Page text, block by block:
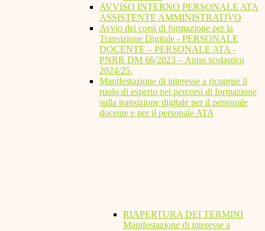
AVVISO INTERNO PERSONALE ATA
ASSISTENTE AMMINISTRATIVO
Avvio dei corsi di formazione per la
Transizione Digitale - PERSONALE
DOCENTE – PERSONALE ATA -
PNRR DM 66/2023 – Anno scolastico
2024/25.
Manifestazione di interesse a ricoprire il
ruolo di esperto nei percorsi di formazione
sulla transizione digitale per il personale
docente e per il personale ATA
RIAPERTURA DEI TERMINI
Manifestazione di interesse a